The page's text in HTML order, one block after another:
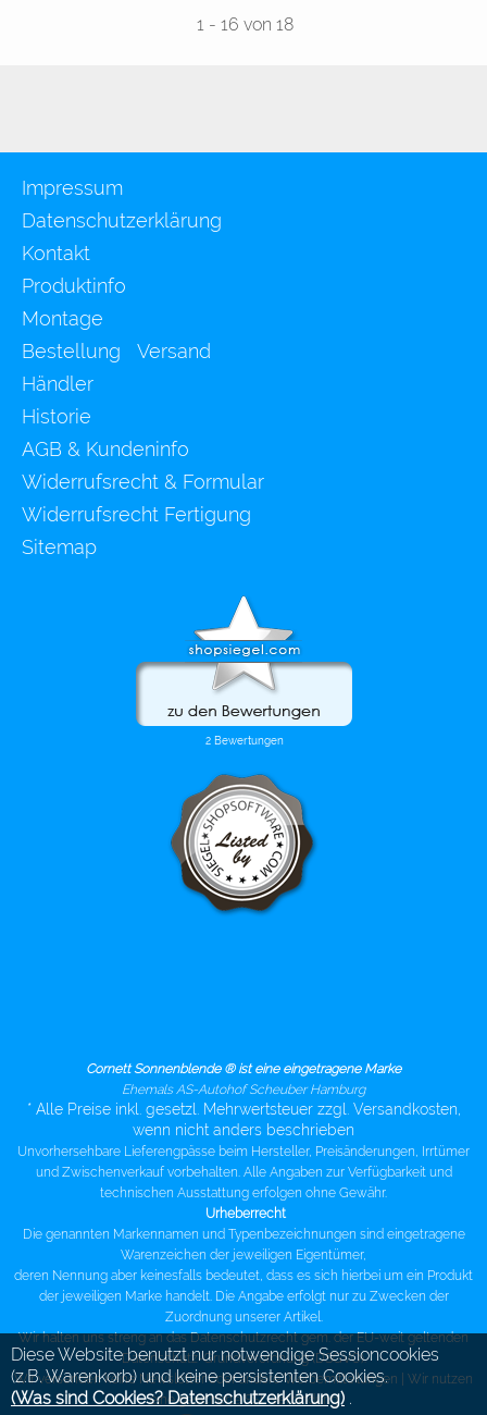
Diese Website benutzt nur notwendige Sessioncookies
(z.B. Warenkorb) und keine persistenten Cookies.
(Was sind Cookies? Datenschutzerklärung) .
1 - 16 von 18
Impressum
Datenschutzerklärung
Kontakt
Produktinfo
Montage
Bestellung Versand
Händler
Historie
AGB & Kundeninfo
Widerrufsrecht & Formular
Widerrufsrecht Fertigung
Sitemap
Cornett Sonnenblende ® ist eine eingetragene Marke
Ehemals AS-Autohof Scheuber Hamburg
* Alle Preise inkl. gesetzl. Mehrwertsteuer zzgl. Versandkosten,
wenn nicht anders beschrieben
Unvorhersehbare Lieferengpässe beim Hersteller, Preisänderungen, Irrtümer
und Zwischenverkauf vorbehalten. Alle Angaben zur Verfügbarkeit und
technischen Ausstattung erfolgen ohne Gewähr.
Urheberrecht
Die genannten Markennamen und Typenbezeichnungen sind eingetragene
Warenzeichen der jeweiligen Eigentümer,
deren Nennung aber keinesfalls bedeutet, dass es sich hierbei um ein Produkt
der jeweiligen Marke handelt. Die Angabe erfolgt nur zu Zwecken der
Zuordnung unserer Artikel.
Wir halten uns streng an das Datenschutzrecht gem. der EU-weit geltenden
Datenschutz-Grundverordnung (DSGVO).
Wir versenden keine Newsletter oder andere Werbemitteilungen | Wir nutzen
eine gesicherte SSL Verbindung